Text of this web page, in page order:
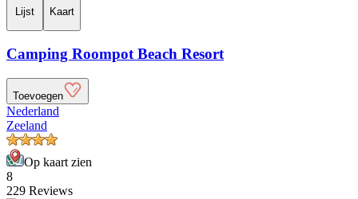
Lijst Kaart
Camping Roompot Beach Resort
Toevoegen
Nederland
Zeeland
Op kaart zien
8
229 Reviews